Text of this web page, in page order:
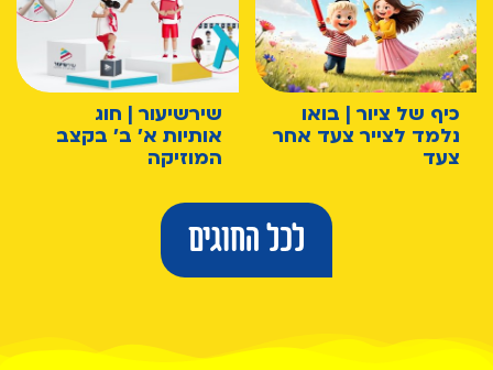
כיף של ציור | בואו
נלמד לצייר צעד אחר
צעד
שירשיעור | חוג
אותיות א' ב' בקצב
המוזיקה
לכל החוגים